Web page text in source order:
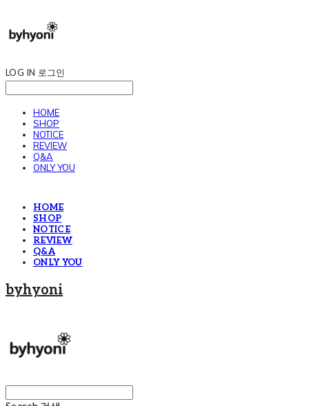
LOG IN 로그인
HOME
SHOP
NOTICE
REVIEW
Q&A
ONLY YOU
HOME
SHOP
NOTICE
REVIEW
Q&A
ONLY YOU
byhyoni